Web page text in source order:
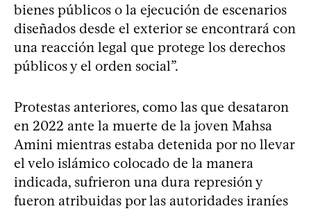
bienes públicos o la ejecución de escenarios
diseñados desde el exterior se encontrará con
una reacción legal que protege los derechos
públicos y el orden social”.
Protestas anteriores, como las que desataron
en 2022 ante la muerte de la joven Mahsa
Amini mientras estaba detenida por no llevar
el velo islámico colocado de la manera
indicada, sufrieron una dura represión y
fueron atribuidas por las autoridades iraníes